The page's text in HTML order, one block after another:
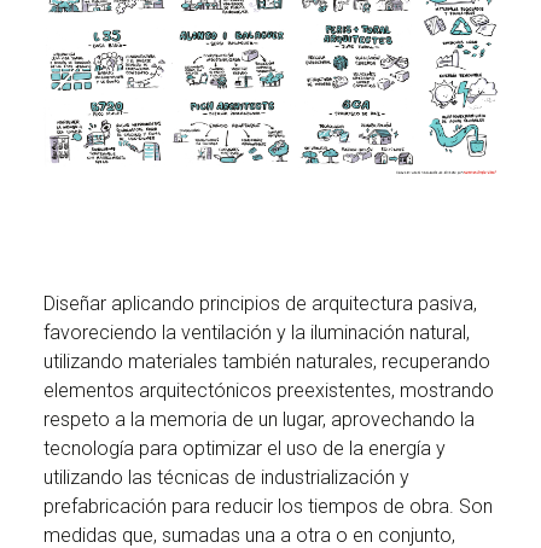
Diseñar aplicando principios de arquitectura pasiva,
favoreciendo la ventilación y la iluminación natural,
utilizando materiales también naturales, recuperando
elementos arquitectónicos preexistentes, mostrando
respeto a la memoria de un lugar, aprovechando la
tecnología para optimizar el uso de la energía y
utilizando las técnicas de industrialización y
prefabricación para reducir los tiempos de obra. Son
medidas que, sumadas una a otra o en conjunto,